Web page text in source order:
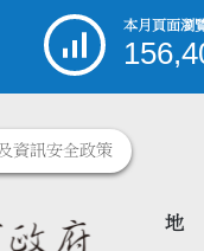
本月頁面瀏
資訊安全政策
地